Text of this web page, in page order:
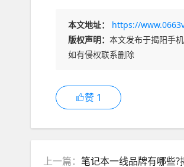
本文地址：
https://
版权声明： 本文发布于揭阳手
如有侵权联系删除
赞 1
上一篇： 笔记本一线品牌有哪些?揭阳